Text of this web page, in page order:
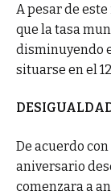
A pesar de
que la tasa
disminuyendo
situarse en el
De acuerdo
aniversario
comenzara a